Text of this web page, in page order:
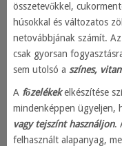
összetevőkkel,
húsokkal és változatos
netovábbjának számít.
csak gyorsan
sem utolsó a színes,
A főzelékekelkészítése
mindenképpen ügyeljen,
vagy tejszínt használjon.
felhasznált alapanyag,